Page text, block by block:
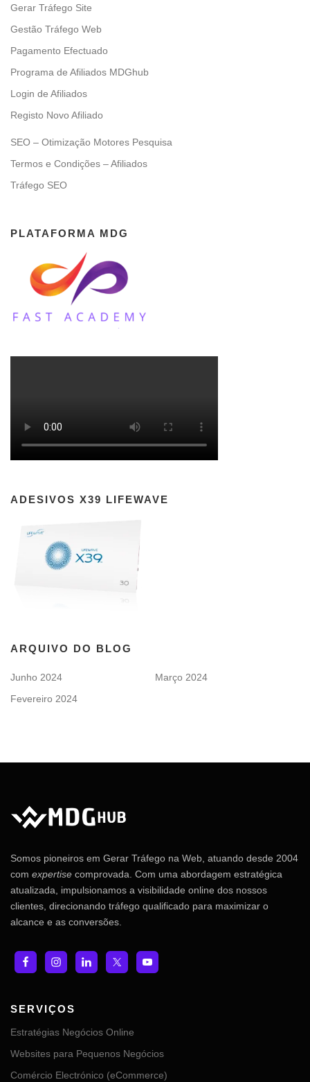
Gerar Tráfego Site
Gestão Tráfego Web
Pagamento Efectuado
Programa de Afiliados MDGhub
Login de Afiliados
Registo Novo Afiliado
SEO – Otimização Motores Pesquisa
Termos e Condições – Afiliados
Tráfego SEO
PLATAFORMA MDG
ADESIVOS X39 LIFEWAVE
ARQUIVO DO BLOG
Junho 2024
Março 2024
Fevereiro 2024
Somos pioneiros em Gerar Tráfego na Web, atuando desde 2004
com expertise comprovada. Com uma abordagem estratégica
atualizada, impulsionamos a visibilidade online dos nossos
clientes, direcionando tráfego qualificado para maximizar o
alcance e as conversões.
SERVIÇOS
Estratégias Negócios Online
Websites para Pequenos Negócios
Comércio Electrónico (eCommerce)